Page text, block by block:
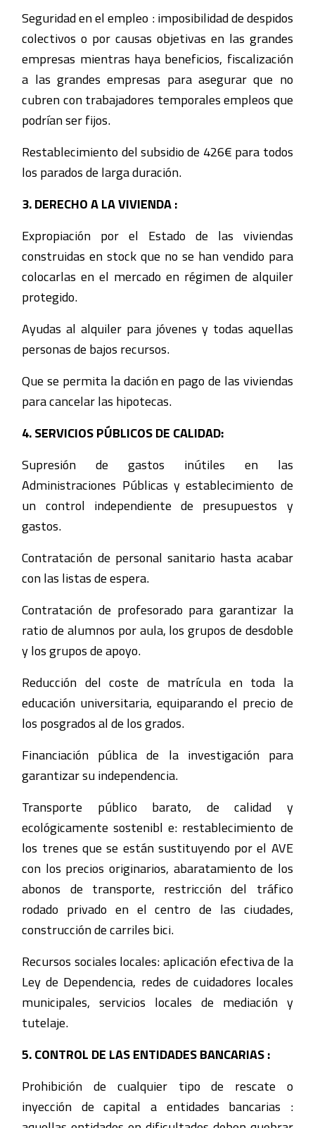
Seguridad en el empleo : imposibilidad de despidos
colectivos o por causas objetivas en las grandes
empresas mientras haya beneficios, fiscalización
a las grandes empresas para asegurar que no
cubren con trabajadores temporales empleos que
podrían ser fijos.
Restablecimiento del subsidio de 426€ para todos
los parados de larga duración.
3. DERECHO A LA VIVIENDA :
Expropiación por el Estado de las viviendas
construidas en stock que no se han vendido para
colocarlas en el mercado en régimen de alquiler
protegido.
Ayudas al alquiler para jóvenes y todas aquellas
personas de bajos recursos.
Que se permita la dación en pago de las viviendas
para cancelar las hipotecas.
4. SERVICIOS PÚBLICOS DE CALIDAD:
Supresión de gastos inútiles en las
Administraciones Públicas y establecimiento de
un control independiente de presupuestos y
gastos.
Contratación de personal sanitario hasta acabar
con las listas de espera.
Contratación de profesorado para garantizar la
ratio de alumnos por aula, los grupos de desdoble
y los grupos de apoyo.
Reducción del coste de matrícula en toda la
educación universitaria, equiparando el precio de
los posgrados al de los grados.
Financiación pública de la investigación para
garantizar su independencia.
Transporte público barato, de calidad y
ecológicamente sostenibl e: restablecimiento de
los trenes que se están sustituyendo por el AVE
con los precios originarios, abaratamiento de los
abonos de transporte, restricción del tráfico
rodado privado en el centro de las ciudades,
construcción de carriles bici.
Recursos sociales locales: aplicación efectiva de la
Ley de Dependencia, redes de cuidadores locales
municipales, servicios locales de mediación y
tutelaje.
5. CONTROL DE LAS ENTIDADES BANCARIAS :
Prohibición de cualquier tipo de rescate o
inyección de capital a entidades bancarias :